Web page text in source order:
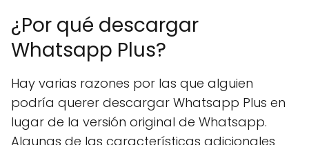
¿Por qué descargar
Whatsapp Plus?
Hay varias razones por las que alguien
podría querer descargar Whatsapp Plus en
lugar de la versión original de Whatsapp.
Algunas de las características adicionales